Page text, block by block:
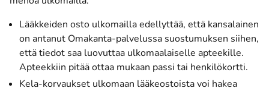
Lääkkeiden osto ulkomailla edellyttää, että kansalainen
on antanut Omakanta-palvelussa suostumuksen siihen,
että tiedot saa luovuttaa ulkomaalaiselle apteekille.
Apteekkiin pitää ottaa mukaan passi tai henkilökortti.
Kela-korvaukset ulkomaan lääkeostoista voi hakea